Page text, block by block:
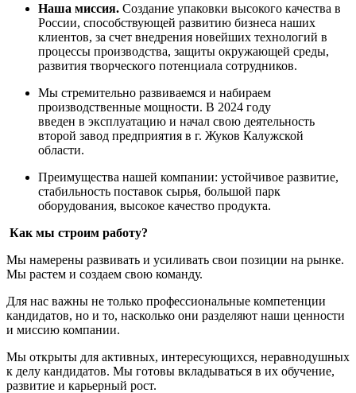
Наша миссия. Создание упаковки высокого качества в
России, способствующей развитию бизнеса наших
клиентов, за счет внедрения новейших технологий в
процессы производства, защиты окружающей среды,
развития творческого потенциала сотрудников.
Мы стремительно развиваемся и набираем
производственные мощности. В 2024 году
введен в эксплуатацию и начал свою деятельность
второй завод предприятия в г. Жуков Калужской
области.
Преимущества нашей компании: устойчивое развитие,
стабильность поставок сырья, большой парк
оборудования, высокое качество продукта.
Как мы строим работу?
Мы намерены развивать и усиливать свои позиции на рынке.
Мы растем и создаем свою команду.
Для нас важны не только профессиональные компетенции
кандидатов, но и то, насколько они разделяют наши ценности
и миссию компании.
Мы открыты для активных, интересующихся, неравнодушных
к делу кандидатов. Мы готовы вкладываться в их обучение,
развитие и карьерный рост.